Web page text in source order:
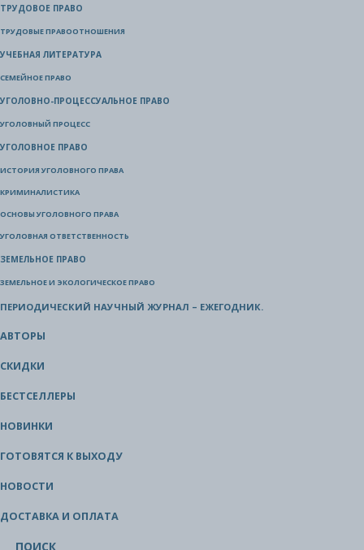
ТРУДОВОЕ ПРАВО
ТРУДОВЫЕ ПРАВООТНОШЕНИЯ
УЧЕБНАЯ ЛИТЕРАТУРА
СЕМЕЙНОЕ ПРАВО
УГОЛОВНО-ПРОЦЕССУАЛЬНОЕ ПРАВО
УГОЛОВНЫЙ ПРОЦЕСС
УГОЛОВНОЕ ПРАВО
ИСТОРИЯ УГОЛОВНОГО ПРАВА
КРИМИНАЛИСТИКА
ОСНОВЫ УГОЛОВНОГО ПРАВА
УГОЛОВНАЯ ОТВЕТСТВЕННОСТЬ
ЗЕМЕЛЬНОЕ ПРАВО
ЗЕМЕЛЬНОЕ И ЭКОЛОГИЧЕСКОЕ ПРАВО
ПЕРИОДИЧЕСКИЙ НАУЧНЫЙ ЖУРНАЛ – ЕЖЕГОДНИК.
АВТОРЫ
СКИДКИ
БЕСТСЕЛЛЕРЫ
НОВИНКИ
ГОТОВЯТСЯ К ВЫХОДУ
НОВОСТИ
ДОСТАВКА И ОПЛАТА
ПОИСК